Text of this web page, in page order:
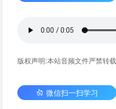
版权声明:本站音频文件严禁转
微信扫一扫学习